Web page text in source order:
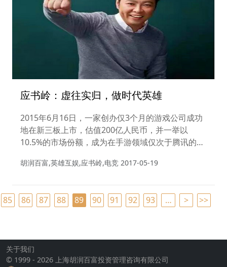
应书岭：虚往实归，做时代英雄
2015年6月16日，一家创办仅3个月的游戏公司成功
地在新三板上市，估值200亿人民币，并一举以
10.5%的市场份额，成为在手游领域仅次于腾讯的移
杉资本、真格基金这两家国内VC，以及由华兴资本
小平、包凡几位大佬均进入公司董事会监事会，为其
背书。莉莉丝的创始人王信文、“国民老公”王思聪也
胡润百富,英雄互娱,应书岭,电竞 2017-05-19
85 86 87 88 89 90 91 92 93 … > >>
关于我们
© 1999 - 2026 上海胡润百富投资管理咨询有限公司